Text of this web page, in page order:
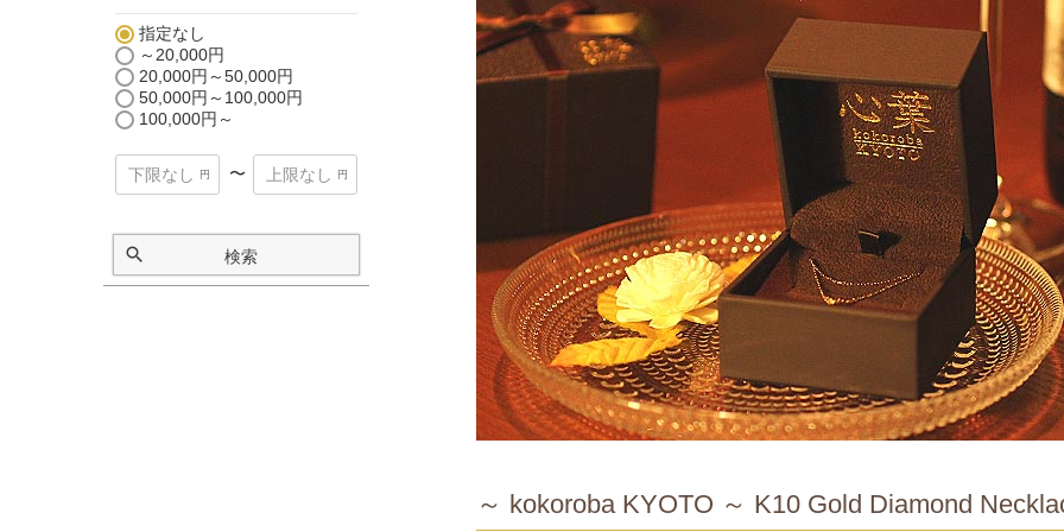
指定なし
～20,000円
20,000円～50,000円
50,000円～100,000円
100,000円～
〜
検索
～ kokoroba KYOTO ～ K10 Gold Diamond